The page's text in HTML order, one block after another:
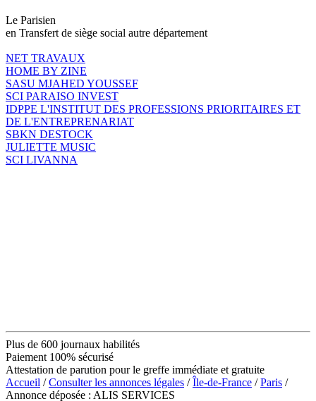
Le Parisien
en Transfert de siège social autre département
NET TRAVAUX
HOME BY ZINE
SASU MJAHED YOUSSEF
SCI PARAISO INVEST
IDPPE L'INSTITUT DES PROFESSIONS PRIORITAIRES ET
DE L'ENTREPRENARIAT
SBKN DESTOCK
JULIETTE MUSIC
SCI LIVANNA
Plus de 600 journaux habilités
Paiement 100% sécurisé
Attestation de parution pour le greffe immédiate et gratuite
Accueil /Consulter les annonces légales /Île-de-France /Paris /
Annonce déposée : ALIS SERVICES